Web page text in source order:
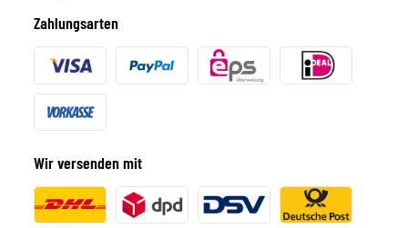
Zahlungsarten
Wir versenden mit